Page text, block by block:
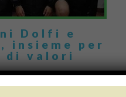
Dolfi e
insieme per
di valori
del settore, ha
sportiva di calcio